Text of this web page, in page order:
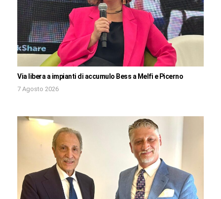
Via libera a impianti di accumulo Bess a Melfi e Picerno
7 Agosto 2026